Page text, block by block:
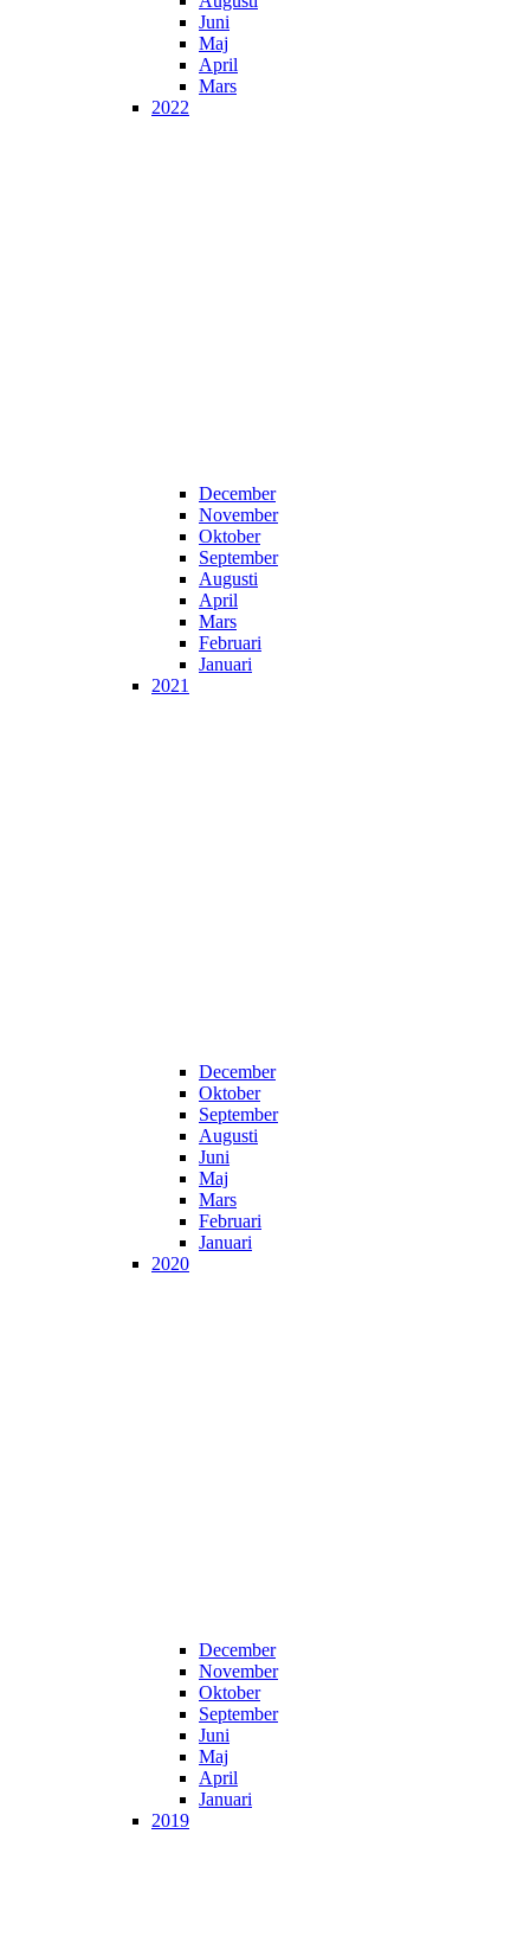
Juni
Maj
April
Mars
2022
December
November
Oktober
September
Augusti
April
Mars
Februari
Januari
2021
December
Oktober
September
Augusti
Juni
Maj
Mars
Februari
Januari
2020
December
November
Oktober
September
Juni
Maj
April
Januari
2019